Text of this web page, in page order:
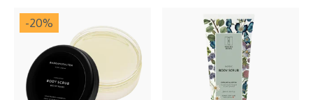
-20%